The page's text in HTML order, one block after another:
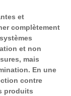
et
complètement
et non
mais
En une
contre
produits